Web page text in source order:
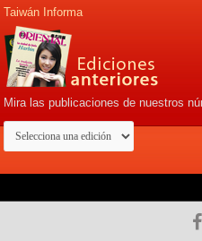
Taiwán Informa
Mira las publicaciones de nuestros